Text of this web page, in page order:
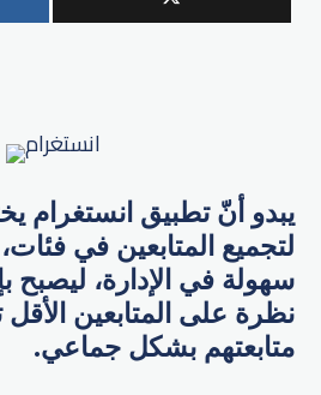
يبدو أنّ تطبيق انستغرام
لتجميع المتابعين في
سهولة في الإدارة، ليصبح
نظرة على المتابعين الأقل
متابعتهم بشكل جماعي.